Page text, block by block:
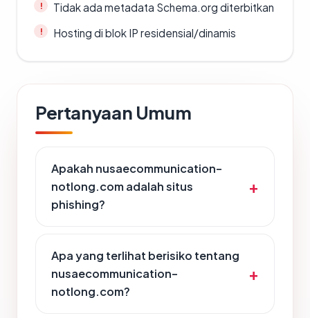
Tidak ada metadata Schema.org diterbitkan
Hosting di blok IP residensial/dinamis
Pertanyaan Umum
Apakah nusaecommunication-
notlong.com adalah situs
phishing?
Apa yang terlihat berisiko tentang
nusaecommunication-
notlong.com?